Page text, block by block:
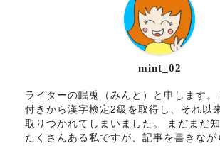
mint_02
ライターの眠兎（みんと）と申します
付きから漢字検定2級を取得し、それ以
取りつかれてしまいました。 まだまだ
たくさんある私ですが、記事を書きなが